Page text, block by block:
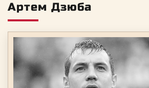
Артем Дзюба